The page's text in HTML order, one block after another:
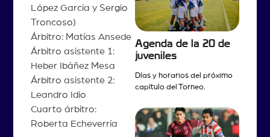
López García y Sergio
Troncoso)
Árbitro: Matías Ansede
Árbitro asistente 1:
Heber Ibáñez Mesa
Árbitro asistente 2:
Leandro Idio
Cuarto árbitro:
Roberta Echeverría
Agenda de la 20 de
juveniles
Días y horarios del próximo
capítulo del Torneo.